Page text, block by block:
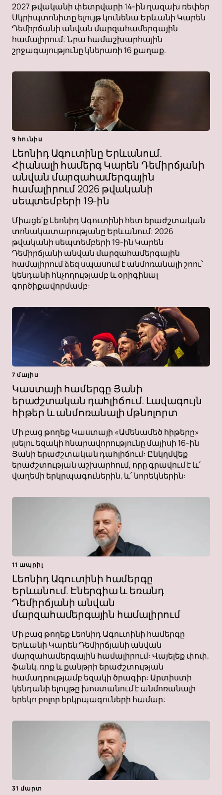
2027 թվականի փետրվարի 14-ին ղազախ ռեփեր
Սկրիպտոնիտը ելույթ կունենա Երևանի Կարեն
Դեմիրճանի անվան մարզահամերգային
համալիրում: Նրա համաշխարհային
շրջագայությունը կներառի 16 քաղաք.
9 հունիս
Լեոնիդ Ագուտինը Երևանում.
Հիանալի համերգ Կարեն Դեմիրճյանի
անվան մարզահամերգային
համալիրում 2026 թվականի
սեպտեմբերի 19-ին
Միացե՛ք Լեոնիդ Ագուտինի հետ երաժշտական ​​
տոնակատարությանը Երևանում: 2026
թվականի սեպտեմբերի 19-ին Կարեն
Դեմիրճյանի անվան մարզահամերգային
համալիրում ձեզ սպասում է անմոռանալի շոու՝
կենդանի հնչողությամբ և օրիգինալ
գործիքավորմամբ:
7 մայիս
Կաստայի համերգը Յանի
երաժշտական ​​դահլիճում. Լավագույն
հիթեր և անմոռանալի մթնոլորտ
Մի բաց թողեք Կաստայի «Ամենամեծ հիթերը»
լսելու եզակի հնարավորությունը մայիսի 16-ին
Յանի երաժշտական ​​դահլիճում: Ընկղմվեք
երաժշտության աշխարհում, որը գրավում է և՛
վաղեմի երկրպագուներին, և՛ նորեկներին:
11 ապրիլ
Լեոնիդ Ագուտինի համերգը
Երևանում. Էներգիա և եռանդ
Դեմիրճյանի անվան
մարզահամերգային համալիրում
Մի բաց թողեք Լեոնիդ Ագուտինի համերգը
Երևանի Կարեն Դեմիրճյանի անվան
մարզահամերգային համալիրում: Վայելեք փոփ,
ֆանկ, ռոք և քանթրի երաժշտության
համադրությամբ եզակի ծրագիր: Արտիստի
կենդանի ելույթը խոստանում է անմոռանալի
երեկո բոլոր երկրպագուների համար:
31 մարտ